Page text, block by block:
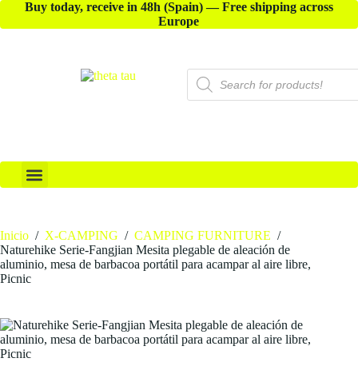
Buy today, receive in 48h (Spain) — Free shipping across
Europe
Inicio / X-CAMPING / CAMPING FURNITURE /
Naturehike Serie-Fangjian Mesita plegable de aleación de
aluminio, mesa de barbacoa portátil para acampar al aire libre,
Picnic